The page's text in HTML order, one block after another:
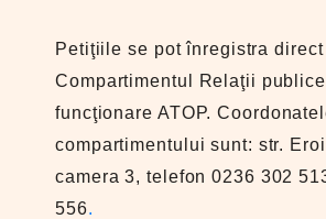
Petiţiile se pot înregistra direct
Compartimentul Relaţii
funcţionare ATOP.
compartimentului sunt: str.
camera 3, telefon 0236 302
556.